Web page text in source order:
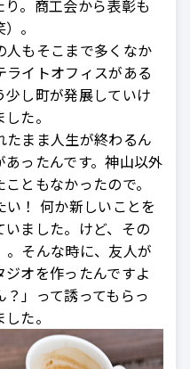
。商工会から表彰も
。
人もそこまで多くなか
イトオフィスがある
し町が発展していけ
た。
たまま人生が終わるん
ったんです。神山以外
ともなかったので。
い！ 何か新しいことを
ました。けど、その
そんな時に、友人が
オを作ったんですよ
」って誘ってもらっ
た。